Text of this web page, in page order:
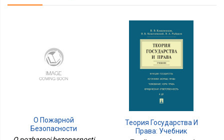
О Пожарной
Безопасности
Теория Государства И
Права: Учебник